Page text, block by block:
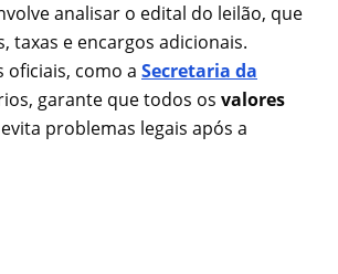
analisar o edital do leilão, que
taxas e encargos adicionais.
oficiais, como a Secretaria da
garante que todos os valores
problemas legais após a